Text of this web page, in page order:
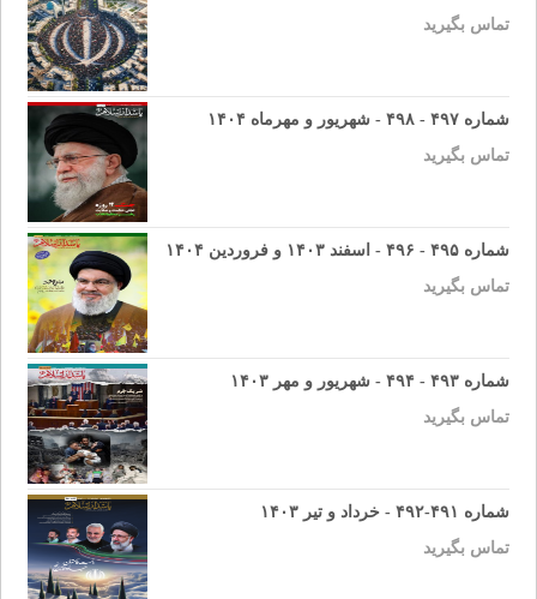
تماس بگیرید
شماره ۴۹۷ - ۴۹۸ - شهریور و مهرماه ۱۴۰۴
تماس بگیرید
شماره ۴۹۵ - ۴۹۶ - اسفند ۱۴۰۳ و فروردین ۱۴۰۴
تماس بگیرید
شماره ۴۹۳ - ۴۹۴ - شهریور و مهر ۱۴۰۳
تماس بگیرید
شماره ۴۹۱-۴۹۲ - خرداد و تیر ۱۴۰۳
تماس بگیرید